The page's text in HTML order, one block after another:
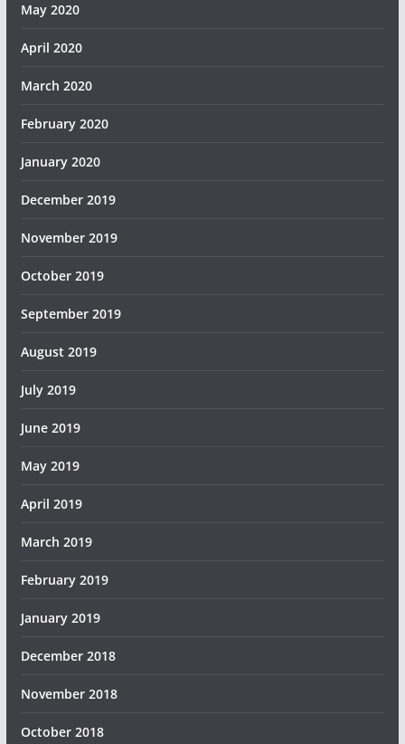
May 2020
April 2020
March 2020
February 2020
January 2020
December 2019
November 2019
October 2019
September 2019
August 2019
July 2019
June 2019
May 2019
April 2019
March 2019
February 2019
January 2019
December 2018
November 2018
October 2018